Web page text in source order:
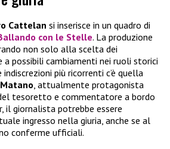
Cattelan si inserisce in un quadro di
con le Stelle. La produzione
non solo alla scelta dei
a possibili cambiamenti nei ruoli storici
più ricorrenti c’è quella
, attualmente protagonista
tesoretto e commentatore a bordo
il giornalista potrebbe essere
ingresso nella giuria, anche se al
conferme ufficiali.